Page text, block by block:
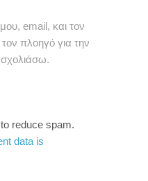
email, και τον
πλοηγό για την
reduce spam.
data is